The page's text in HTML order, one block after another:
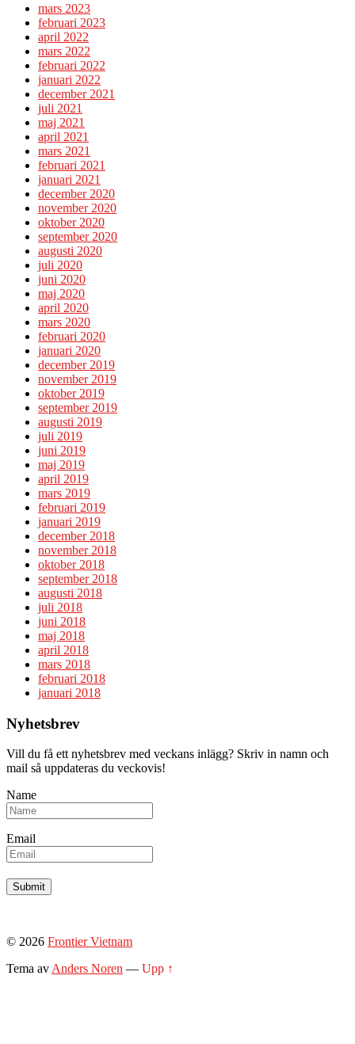
mars 2023
februari 2023
april 2022
mars 2022
februari 2022
januari 2022
december 2021
juli 2021
maj 2021
april 2021
mars 2021
februari 2021
januari 2021
december 2020
november 2020
oktober 2020
september 2020
augusti 2020
juli 2020
juni 2020
maj 2020
april 2020
mars 2020
februari 2020
januari 2020
december 2019
november 2019
oktober 2019
september 2019
augusti 2019
juli 2019
juni 2019
maj 2019
april 2019
mars 2019
februari 2019
januari 2019
december 2018
november 2018
oktober 2018
september 2018
augusti 2018
juli 2018
juni 2018
maj 2018
april 2018
mars 2018
februari 2018
januari 2018
Nyhetsbrev
Vill du få ett nyhetsbrev med veckans inlägg? Skriv in namn och
mail så uppdateras du veckovis!
Name
Email
© 2026 Frontier Vietnam
Tema avAnders Noren — Upp ↑